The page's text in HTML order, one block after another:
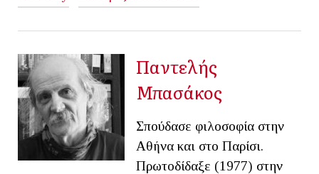
Παντελής
Μπασάκος
Σπούδασε φιλοσοφία στην
Αθήνα και στο Παρίσι.
Πρωτοδίδαξε (1977) στην